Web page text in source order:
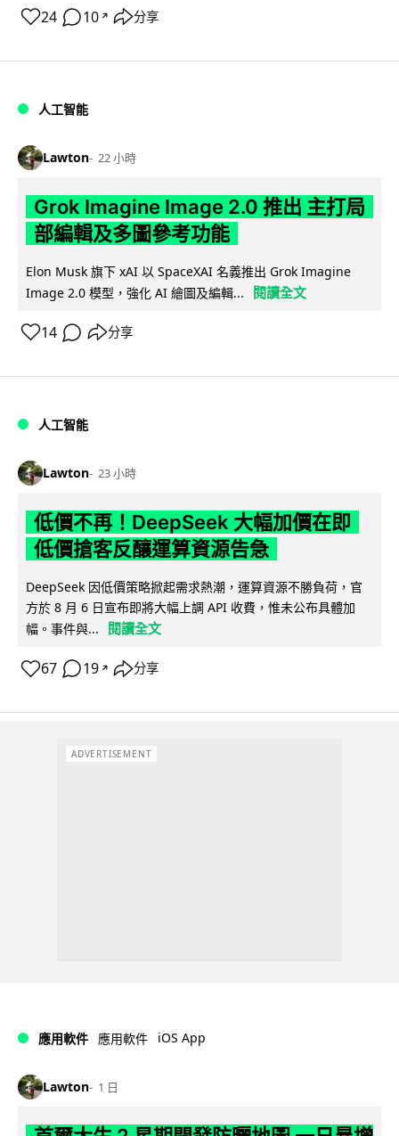
24 10 ↗ 分享
人工智能
Lawton 22 小時
Grok Imagine Image 2.0 推出 主打局
部編輯及多圖參考功能
Elon Musk 旗下 xAI 以 SpaceXAI 名義推出 Grok Imagine
Image 2.0 模型，強化 AI 繪圖及編輯...
閱讀全文
14 分享
人工智能
Lawton 23 小時
低價不再！DeepSeek 大幅加價在即
低價搶客反釀運算資源告急
DeepSeek 因低價策略掀起需求熱潮，運算資源不勝負荷，官
方於 8 月 6 日宣布即將大幅上調 API 收費，惟未公布具體加
幅。事件與...
閱讀全文
67 19 ↗ 分享
ADVERTISEMENT
應用軟件 應用軟件 iOS App
Lawton 1 日